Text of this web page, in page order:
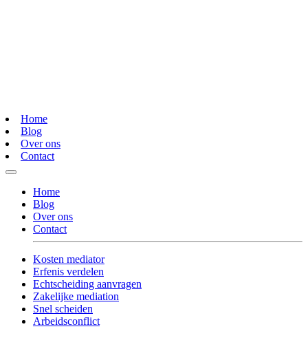
Home
Blog
Over ons
Contact
Home
Blog
Over ons
Contact
Kosten mediator
Erfenis verdelen
Echtscheiding aanvragen
Zakelijke mediation
Snel scheiden
Arbeidsconflict